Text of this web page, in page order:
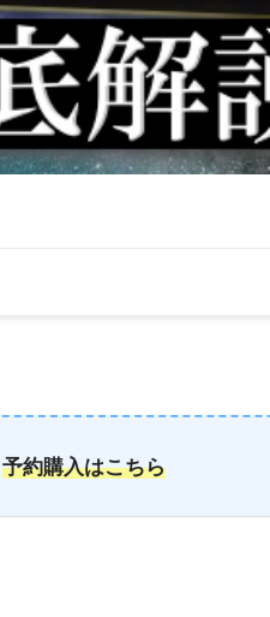
予約購入はこちら